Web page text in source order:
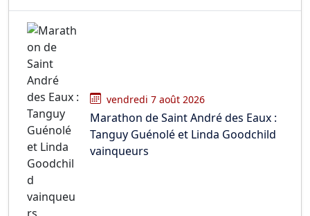
vendredi 7 août 2026
Marathon de Saint André des Eaux :
Tanguy Guénolé et Linda Goodchild
vainqueurs